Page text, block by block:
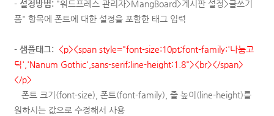
- 설정방법: "워드프레스 관리자>MangBoard>게시판 설정>글쓰기
폼" 항목에 폰트에 대한 설정을 포함한 태그 입력
- 샘플태그:
<p><span style="font-size:10pt;font-family:'나눔고
딕', 'Nanum Gothic' ,sans-serif;line-height:1.8"><br></span>
</p>
폰트 크기(font-size), 폰트(font-family), 줄 높이(line-height)를
원하시는 값으로 수정해서 사용